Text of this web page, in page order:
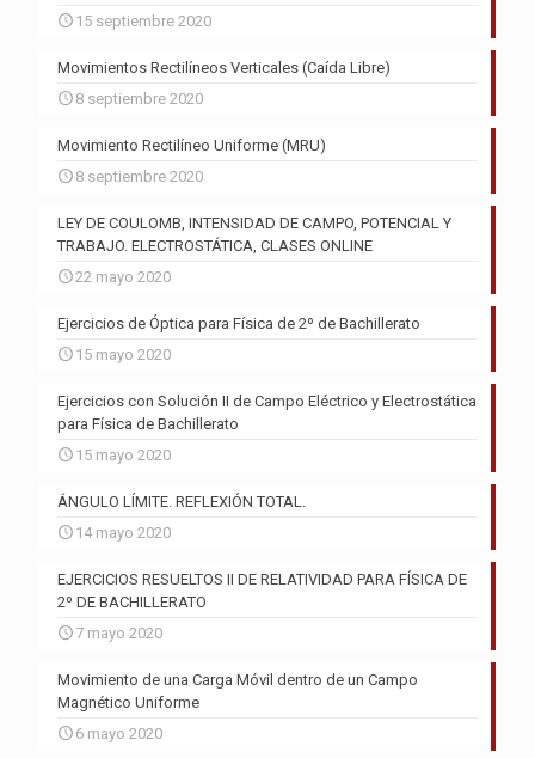
15 septiembre 2020
Movimientos Rectilíneos Verticales (Caída Libre)
8 septiembre 2020
Movimiento Rectilíneo Uniforme (MRU)
8 septiembre 2020
LEY DE COULOMB, INTENSIDAD DE CAMPO, POTENCIAL Y
TRABAJO. ELECTROSTÁTICA, CLASES ONLINE
22 mayo 2020
Ejercicios de Óptica para Física de 2º de Bachillerato
15 mayo 2020
Ejercicios con Solución II de Campo Eléctrico y Electrostática
para Física de Bachillerato
15 mayo 2020
ÁNGULO LÍMITE. REFLEXIÓN TOTAL.
14 mayo 2020
EJERCICIOS RESUELTOS II DE RELATIVIDAD PARA FÍSICA DE
2º DE BACHILLERATO
7 mayo 2020
Movimiento de una Carga Móvil dentro de un Campo
Magnético Uniforme
6 mayo 2020